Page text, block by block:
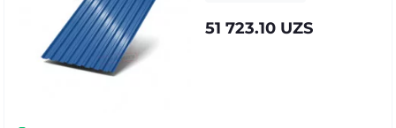
51 723.10 UZS